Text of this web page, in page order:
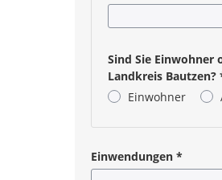
Sind Sie Einwohner
Landkreis Bautzen?
Einwohner
Einwendungen*